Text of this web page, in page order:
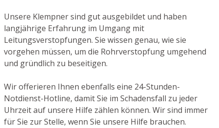
Unsere Klempner sind gut ausgebildet und haben
langjährige Erfahrung im Umgang mit
Leitungsverstopfungen. Sie wissen genau, wie sie
vorgehen müssen, um die Rohrverstopfung umgehend
und gründlich zu beseitigen.
Wir offerieren Ihnen ebenfalls eine 24-Stunden-
Notdienst-Hotline, damit Sie im Schadensfall zu jeder
Uhrzeit auf unsere Hilfe zählen können. Wir sind immer
für Sie zur Stelle, wenn Sie unsere Hilfe brauchen.